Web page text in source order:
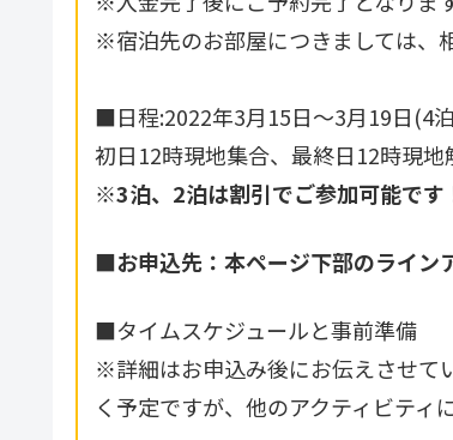
※宿泊先のお部屋につきましては、
■日程:2022年3月15日〜3月19日(4
初日12時現地集合、最終日12時現地
※3泊、2泊は割引でご参加可能です
■お申込先：本ページ下部のライン
■タイムスケジュールと事前準備
※詳細はお申込み後にお伝えさせて
く予定ですが、他のアクティビティ